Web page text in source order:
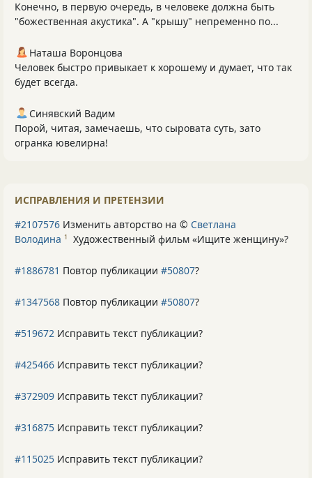
Конечно, в первую очередь, в человеке должна быть
"божественная акустика". А "крышу" непременно по...
Наташа Воронцова
Человек быстро привыкает к хорошему и думает, что так
будет всегда.
Синявский Вадим
Порой, читая, замечаешь, что сыровата суть, зато
огранка ювелирна!
ИСПРАВЛЕНИЯ И ПРЕТЕНЗИИ
#2107576 Изменить авторство на © Светлана
Володина 1 Художественный фильм «Ищите женщину»?
#1886781 Повтор публикации #50807?
#1347568 Повтор публикации #50807?
#519672 Исправить текст публикации?
#425466 Исправить текст публикации?
#372909 Исправить текст публикации?
#316875 Исправить текст публикации?
#115025 Исправить текст публикации?